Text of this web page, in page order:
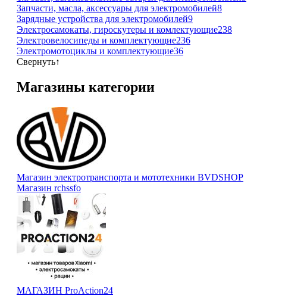
Запчасти, масла, аксессуары для электромобилей8
Зарядные устройства для электромобилей9
Электросамокаты, гироскутеры и комлектующие238
Электровелосипеды и комплектующие236
Электромотоциклы и комплектующие36
Свернуть↑
Магазины категории
Магазин электротранспорта и мототехники BVDSHOP
Магазин rchssfo
МАГАЗИН ProAction24